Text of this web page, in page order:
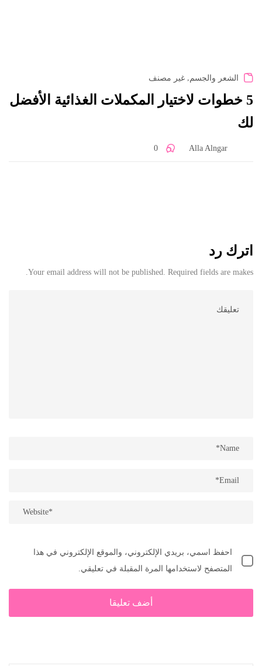
الشعر والجسم , غير مصنف
5 خطوات لاختيار المكملات الغذائية الأفضل
لك
Alla Alngar
0
اترك رد
Your email address will not be published. Required fields are makes.
احفظ اسمي، بريدي الإلكتروني، والموقع الإلكتروني في هذا
المتصفح لاستخدامها المرة المقبلة في تعليقي.